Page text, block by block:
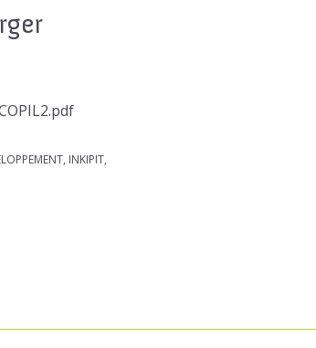
INKIPIT,